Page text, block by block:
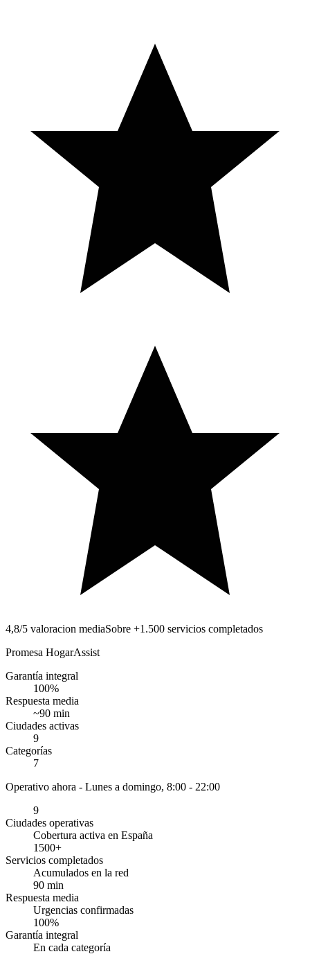
4,8/5 valoracion mediaSobre +1.500 servicios completados
Promesa HogarAssist
Garantía integral
100%
Respuesta media
~90 min
Ciudades activas
9
Categorías
7
Operativo ahora - Lunes a domingo, 8:00 - 22:00
9
Ciudades operativas
Cobertura activa en España
1500+
Servicios completados
Acumulados en la red
90 min
Respuesta media
Urgencias confirmadas
100%
Garantía integral
En cada categoría